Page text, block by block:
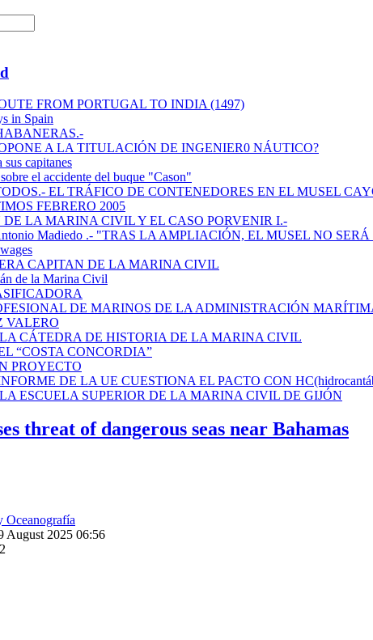
FROM PORTUGAL TO INDIA (1497)
in Spain
A LA TITULACIÓN DE INGENIER0 NÁUTICO?
capitanes
el accidente del buque "Cason"
EL TRÁFICO DE CONTENEDORES EN EL MUSEL
FEBRERO 2005
LA MARINA CIVIL Y EL CASO PORVENIR I.-
Madiedo .- "TRAS LA AMPLIACIÓN, EL MUSEL NO
CAPITAN DE LA MARINA CIVIL
de la Marina Civil
DE MARINOS DE LA ADMINISTRACIÓN
VALERO
CÁTEDRA DE HISTORIA DE LA MARINA CIVIL
“COSTA CONCORDIA”
PROYECTO
DE LA UE CUESTIONA EL PACTO CON
ESCUELA SUPERIOR DE LA MARINA CIVIL DE GIJÓN
threat of dangerous seas near Bahamas
Oceanografía
August 2025 06:56